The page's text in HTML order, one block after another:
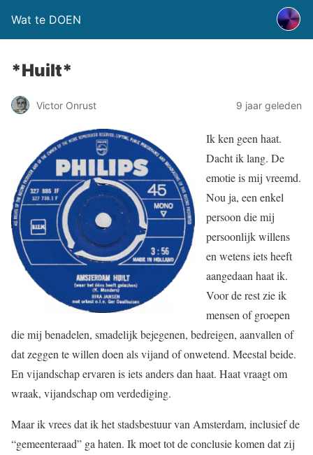
Wat te DOEN
*Huilt*
Victor Onrust 9 jaar geleden
Ik ken geen haat.
Dacht ik lang. De
emotie is mij vreemd.
Nou ja, een enkel
persoon die mij
persoonlijk willens
en wetens iets heeft
aangedaan haat ik.
Voor de rest zie ik
mensen of groepen
die mij benadelen, smadelijk bejegenen, bedreigen, aanvallen of
dat zeggen te willen doen als vijand of onwetend. Meestal beide.
En vijandschap ervaren is iets anders dan haat. Haat vraagt om
wraak, vijandschap om verdediging.
Maar ik vrees dat ik het stadsbestuur van Amsterdam, inclusief de
“gemeenteraad” ga haten. Ik moet tot de conclusie komen dat zij